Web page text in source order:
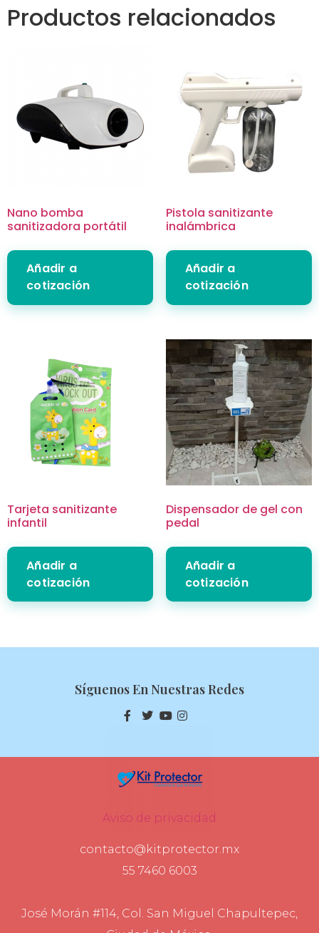
Productos relacionados
Nano bomba
sanitizadora portátil
Añadir a
cotización
Pistola sanitizante
inalámbrica
Añadir a
cotización
Tarjeta sanitizante
infantil
Añadir a
cotización
Dispensador de gel con
pedal
Añadir a
cotización
Síguenos En Nuestras Redes
Aviso de privacidad
contacto@kitprotector.mx
55 7460 6003
José Morán #114, Col. San Miguel Chapultepec,